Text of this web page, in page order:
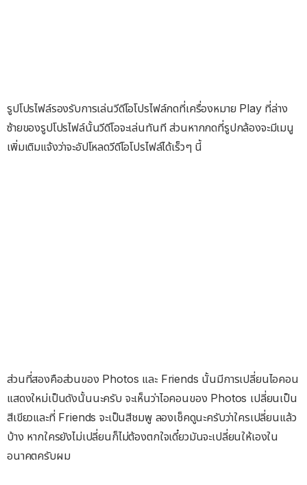
รูปโปรไฟล์รองรับการเล่นวีดีโอโปรไฟล์กดที่เครื่องหมาย Play ที่ล่าง
ซ้ายของรูปโปรไฟล์นั้นวีดีโอจะเล่นทันที ส่วนหากกดที่รูปกล้องจะมีเมนู
เพิ่มเติมแจ้งว่าจะอัปโหลดวีดีโอโปรไฟล์ได้เร็วๆ นี้
ส่วนที่สองคือส่วนของ Photos และ Friends นั้นมีการเปลี่ยนไอคอน
แสดงใหม่เป็นดังนั้นนะครับ จะเห็นว่าไอคอนของ Photos เปลี่ยนเป็น
สีเขียวและที่ Friends จะเป็นสีชมพู ลองเช็คดูนะครับว่าใครเปลี่ยนแล้ว
บ้าง หากใครยังไม่เปลี่ยนก็ไม่ต้องตกใจเดี๋ยวมันจะเปลี่ยนให้เองใน
อนาคตครับผม